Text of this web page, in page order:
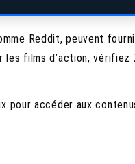
Reddit, peuvent
films d’action,
pour accéder aux